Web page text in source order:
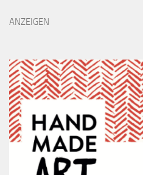
ANZEIGEN